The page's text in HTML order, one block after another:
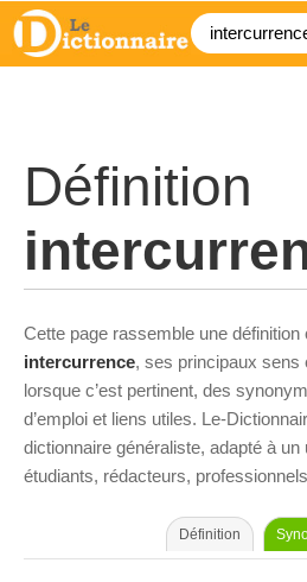
Définition
Cette page rassemble une définition
intercurrence, ses principaux sens
lorsque c’est pertinent, des
d’emploi et liens utiles. Le-
dictionnaire généraliste, adapté à
étudiants, rédacteurs,
Définition